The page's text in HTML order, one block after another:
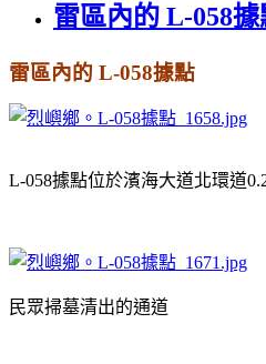
雷區內的 L-058據
雷區內的 L-058據點
L-058據點位於濱海大道北環道
民眾掃墓清出的通道